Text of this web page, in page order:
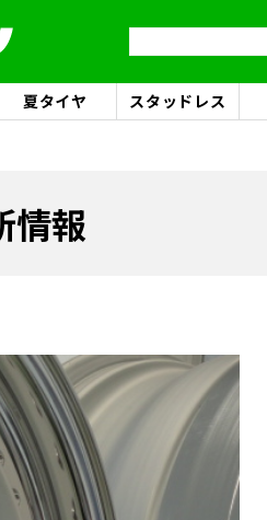
夏タイヤ スタッドレス
情報